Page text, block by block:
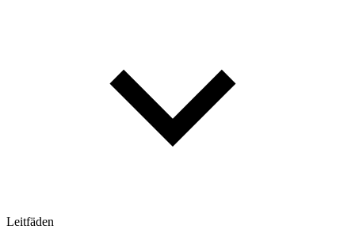
Leitfäden